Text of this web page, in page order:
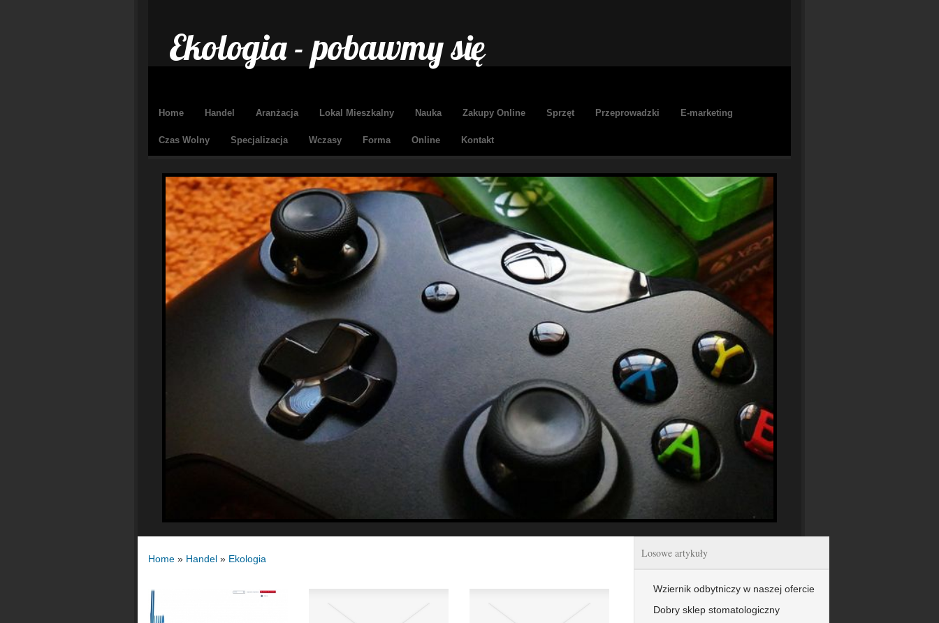
Ekologia - pobawmy się
Home Handel Aranżacja Lokal Mieszkalny Nauka Zakupy Online Sprzęt Przeprowadzki E-marketing
Czas Wolny Specjalizacja Wczasy Forma Online Kontakt
Home » Handel » Ekologia Losowe artykuły
Wziernik odbytniczy w naszej ofercie
Dobry sklep stomatologiczny